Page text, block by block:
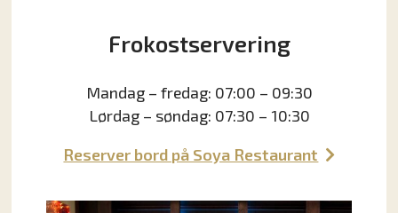
Frokostservering
Mandag – fredag: 07:00 – 09:30
Lørdag – søndag: 07:30 – 10:30
Reserver bord på Soya Restaurant